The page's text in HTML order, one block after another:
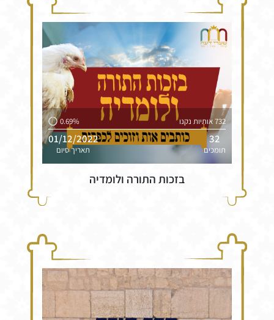
732 אותיות נקנו 0.69%
32
תומכים
01/12/2022
תאריך סיום
בזכות התורה ולומדיה